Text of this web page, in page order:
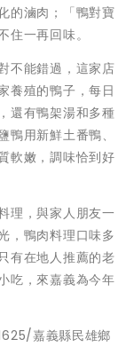
的滷肉；「鴨對寶
一再回味。
不能錯過，這家店
養殖的鴨子，每日
還有鴨架湯和多種
用新鮮土番鴨、
軟嫩，調味恰到好
理，與家人朋友一
，鴨肉料理口味多
有在地人推薦的老
吃，來嘉義為今年
嘉義縣民雄鄉